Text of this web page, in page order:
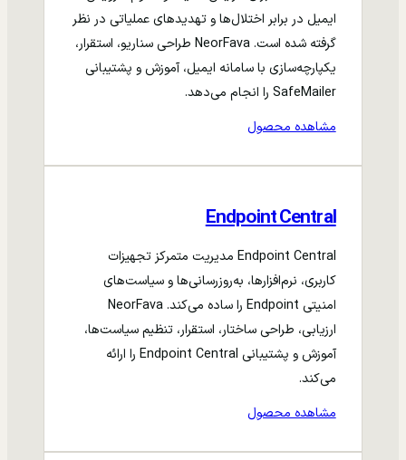
ایمیل در برابر اختلال‌ها و تهدیدهای عملیاتی در نظر
گرفته شده است. NeorFava طراحی سناریو، استقرار،
یکپارچه‌سازی با سامانه ایمیل، آموزش و پشتیبانی
SafeMailer را انجام می‌دهد.
مشاهده محصول
Endpoint Central
Endpoint Central مدیریت متمرکز تجهیزات
کاربری، نرم‌افزارها، به‌روزرسانی‌ها و سیاست‌های
امنیتی Endpoint را ساده می‌کند. NeorFava
ارزیابی، طراحی ساختار، استقرار، تنظیم سیاست‌ها،
آموزش و پشتیبانی Endpoint Central را ارائه
می‌کند.
مشاهده محصول